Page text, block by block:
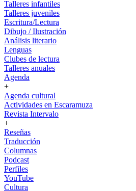
Talleres infantiles
Talleres juveniles
Escritura/Lectura
Dibujo / Ilustración
Análisis literario
Lenguas
Clubes de lectura
Talleres anuales
Agenda
+
Agenda cultural
Actividades en Escaramuza
Revista Intervalo
+
Reseñas
Traducción
Columnas
Podcast
Perfiles
YouTube
Cultura